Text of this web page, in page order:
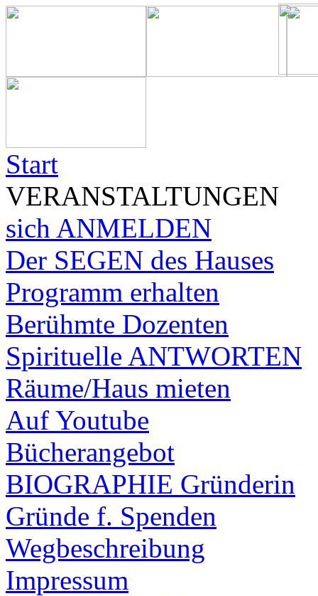
Start
VERANSTALTUNGEN
sich ANMELDEN
Der SEGEN des Hauses
Programm erhalten
Berühmte Dozenten
Spirituelle ANTWORTEN
Räume/Haus mieten
Auf Youtube
Bücherangebot
BIOGRAPHIE Gründerin
Gründe f. Spenden
Wegbeschreibung
Impressum